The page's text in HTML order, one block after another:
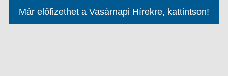
Már előfizethet a Vasárnapi Hírekre, kattintson!